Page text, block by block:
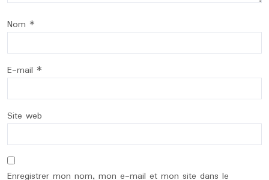
Nom *
E-mail *
Site web
Enregistrer mon nom, mon e-mail et mon site dans le